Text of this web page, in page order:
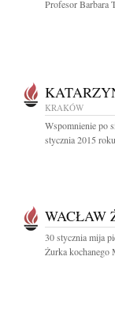
Profesor Barbara
KRAKÓW
Wspomnienie po
stycznia 2015
WACŁAW
30 stycznia mija
Żurka kochanego